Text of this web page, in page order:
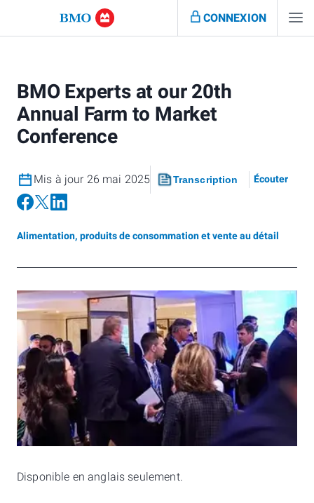
CONNEXION
BMO Experts at our 20th
Annual Farm to Market
Conference
Mis à jour 26 mai 2025 Transcription Écouter
Alimentation, produits de consommation et vente au détail
Disponible en anglais seulement.